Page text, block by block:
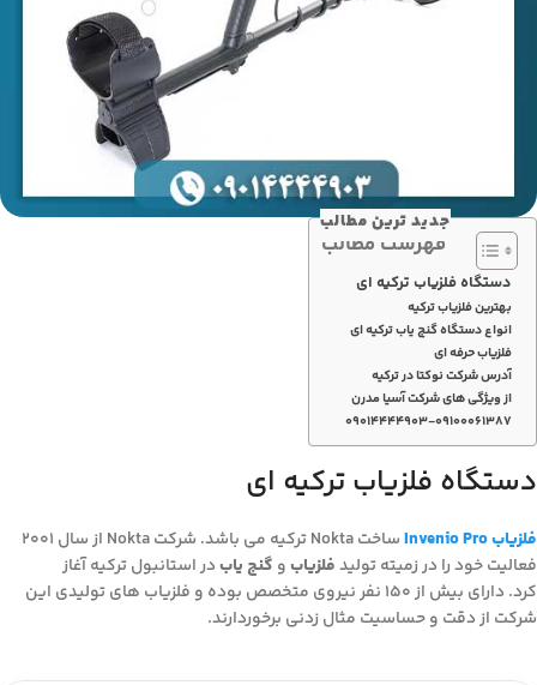
جدید ترین مطالب
فهرست مطالب
دستگاه فلزیاب ترکیه ای
بهترین فلزیاب ترکیه
انواع دستگاه گنج یاب ترکیه ای
فلزیاب حرفه ای
آدرس شرکت نوکتا در ترکیه
از ویژگی های شرکت آسیا مدرن
۰۹۰۱۴۴۴۴۹۰۳-۰۹۱۰۰۰۶۱۳۸۷
دستگاه فلزیاب ترکیه ای
فلزیاب Invenio Pro
ساخت Nokta ترکیه می باشد. شرکت Nokta از سال ۲۰۰۱
فعالیت خود را در زمیته تولیدفلزیابو گنج یابدر استانبول ترکیه آغاز
کرد. دارای بیش از ۱۵۰ نفر نیروی متخصص بوده و فلزیاب های تولیدی این
شرکت از دقت و حساسیت مثال زدنی برخوردارند.